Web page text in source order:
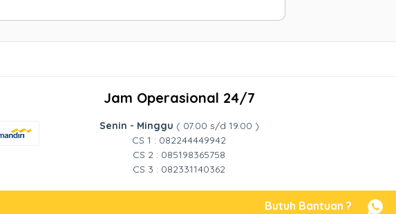
Jam Operasional 24/7
Senin - Minggu ( 07.00 s/d 19.00 )
CS 1 : 082244449942
CS 2 : 085198365758
CS 3 : 082331140362
Butuh Bantuan ?